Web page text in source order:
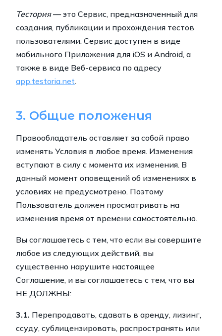
Тестория— это Сервис, предназначенный для
создания, публикации и прохождения тестов
пользователями. Сервис доступен в виде
мобильного Приложения для iOS и Android, а
также в виде Веб-сервиса по адресу
app.testoria.net.
3. Общие положения
Правообладатель оставляет за собой право
изменять Условия в любое время. Изменения
вступают в силу с момента их изменения. В
данный момент оповещений об изменениях в
условиях не предусмотрено. Поэтому
Пользователь должен просматривать на
изменения время от времени самостоятельно.
Вы соглашаетесь с тем, что если вы совершите
любое из следующих действий, вы
существенно нарушите настоящее
Соглашение, и вы соглашаетесь с тем, что вы
НЕ ДОЛЖНЫ:
3.1. Перепродавать, сдавать в аренду, лизинг,
ссуду, сублицензировать, распространять или